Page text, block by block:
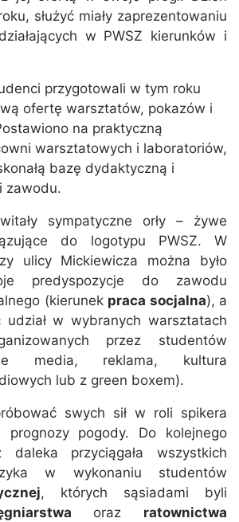
służyć miały zaprezentowaniu
w PWSZ kierunków i
przygotowali w tym roku
ofertę warsztatów, pokazów i
na praktyczną
warsztatowych i laboratoriów,
bazę dydaktyczną i
zawodu.
sympatyczne orły – żywe
do logotypu PWSZ. W
ulicy Mickiewicza można było
predyspozycje do zawodu
(kierunek praca socjalna), a
udział w wybranych warsztatach
przez studentów
media, reklama, kultura
lub z green boxem).
swych sił w roli spikera
prognozy pogody. Do kolejnego
przyciągała wszystkich
w wykonaniu studentów
, których sąsiadami byli
oraz ratownictwa